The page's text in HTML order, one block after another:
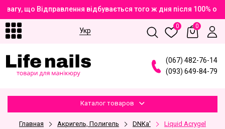
що Відправлення відбувається того ж дня після 100%
Укр
0 0
(067) 482-76-14
(093) 649-84-79
Каталог товаров
Главная Акригель, Полигель DNKa' Liquid Acrygel